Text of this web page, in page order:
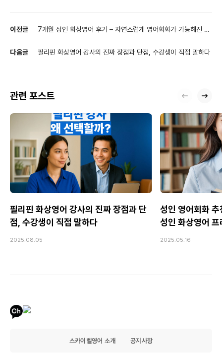
이전글
7개월 성인 화상영어 후기 – 자연스럽게 영어회화가 가능해진 변
다음글
필리핀 화상영어 강사의 진짜 장점과 단점, 수강생이 직접 말하다
관련 포스트
필리핀 화상영어 강사의 진짜 장점과 단
점, 수강생이 직접 말하다
2025.08.05
성인 영어회화
성인 화상영어
2025.05.16
스카이벨영어 소개 공지사항